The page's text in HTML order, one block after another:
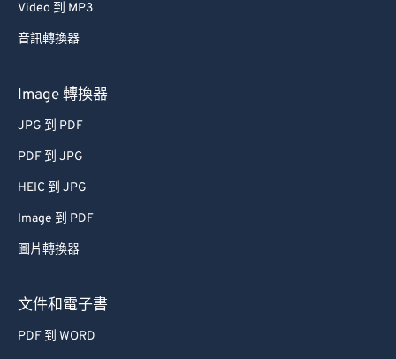
Video 到 MP3
音訊轉換器
Image 轉換器
JPG 到 PDF
PDF 到 JPG
HEIC 到 JPG
Image 到 PDF
圖片轉換器
文件和電子書
PDF 到 WORD